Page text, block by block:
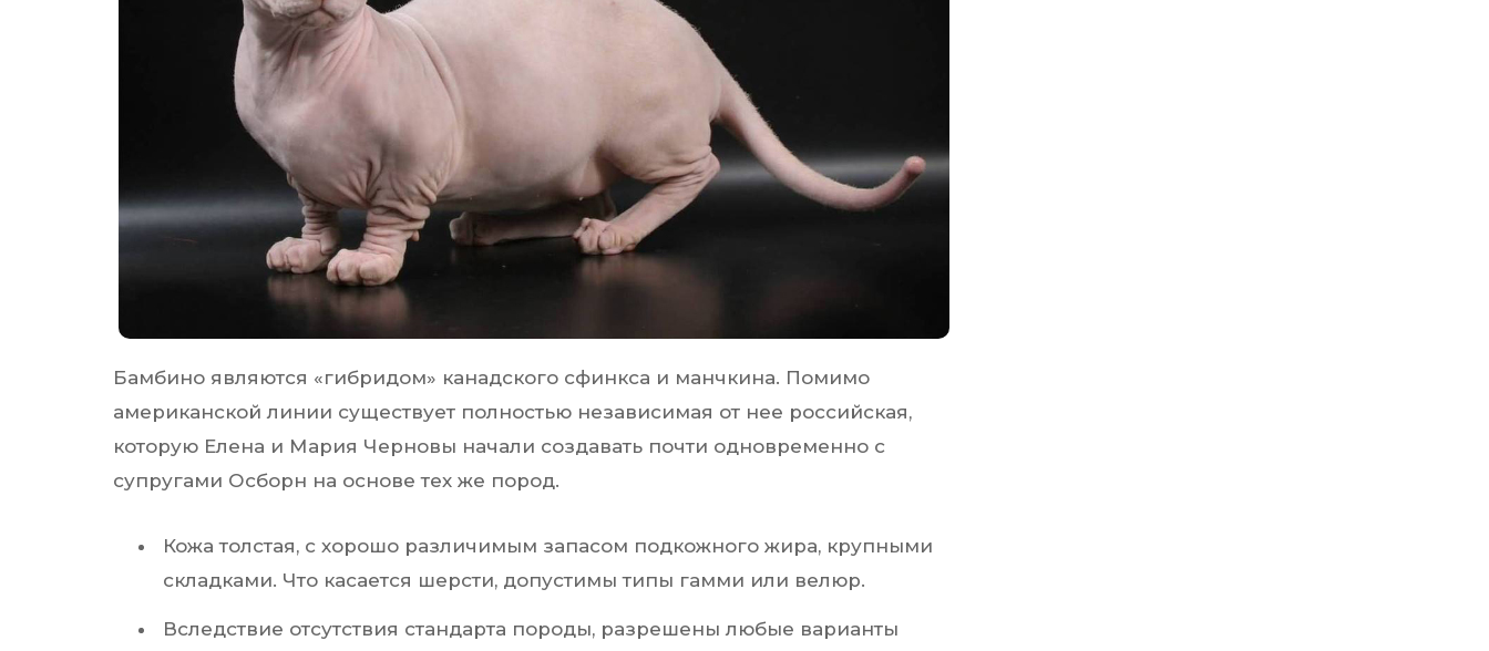
Бамбино являются «гибридом» канадского сфинкса и манчкина. Помимо
американской линии существует полностью независимая от нее российская,
которую Елена и Мария Черновы начали создавать почти одновременно с
супругами Осборн на основе тех же пород.
Кожа толстая, с хорошо различимым запасом подкожного жира, крупными
складками. Что касается шерсти, допустимы типы гамми или велюр.
Вследствие отсутствия стандарта породы, разрешены любые варианты